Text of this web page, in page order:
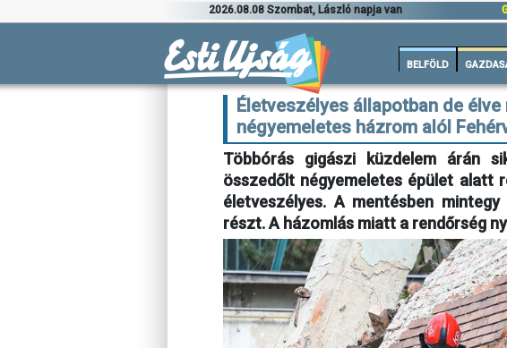
2026.08.08 Szombat, László napja van
BELFÖLD
Életveszélyes állapotban de
négyemeletes házrom alól
Többórás gigászi küzdelem árán
összedőlt négyemeletes épület alatt
életveszélyes. A mentésben
részt. A házomlás miatt a rendőrség